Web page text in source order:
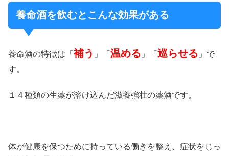
養命酒を飲むとこんな効果がある
養命酒の特徴は「補う 」「 温める 」「 巡らせる 」で
す。
１４種類の生薬が溶け込んだ滋養強壮の薬酒です。
体が健康を保つために持っている働きを整え、症状をじっ